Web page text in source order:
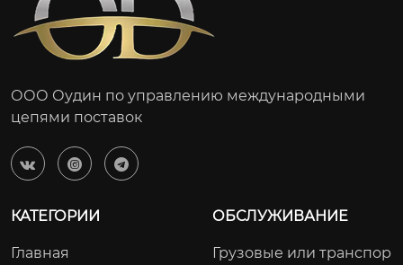
ООО Оудин по управлению международными
цепями поставок
  
КАТЕГОРИИ
Главная
ОБСЛУЖИВАНИЕ
Грузовые или транспор